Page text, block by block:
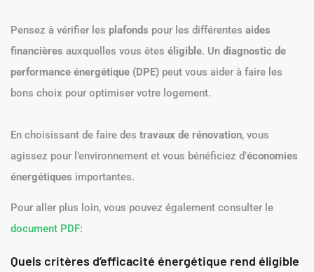
Pensez à vérifier les plafonds pour les différentes aides
financières auxquelles vous êtes éligible. Un diagnostic de
performance énergétique (DPE) peut vous aider à faire les
bons choix pour optimiser votre logement.
En choisissant de faire des travaux de rénovation, vous
agissez pour l’environnement et vous bénéficiez d’économies
énergétiques importantes.
Pour aller plus loin, vous pouvez également consulter le
document PDF:
Quels critères d’efficacité énergétique rend éligible